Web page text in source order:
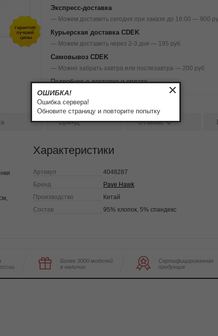
Экспресс-доставка
— Можем доставить сегодня при заказе до 16:00 — 900
Курьерская доставка CDEK
— Можем доставить через 2-3 дня — 195 руб
Самовывоз CDEK
— Можно забрать завтра или послезавтра — 200 руб
Подробнее о доставке и оплате
Бренд Отзывы:0
Характеристики
Артикул
4048287
Бренд
Pave Hawk
Производство
Китай
Состав
95% хлопок, 5% спандекс
Более 3000 моделей
в наличии
Сертифицированная
продукция
ОШИБКА!
Ошибка сервера!
Обновите страницу и повторите попытку